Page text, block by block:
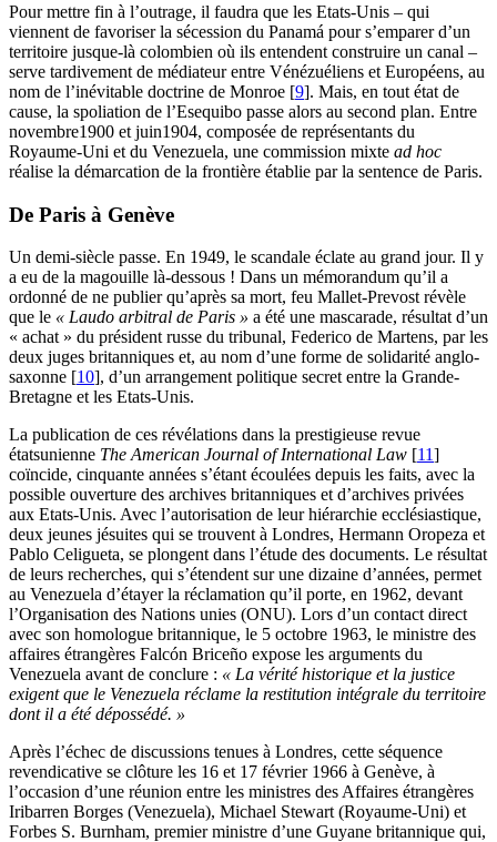
Pour mettre fin à l’outrage, il faudra que les Etats-Unis – qui
viennent de favoriser la sécession du Panamá pour s’emparer d’un
territoire jusque-là colombien où ils entendent construire un canal –
serve tardivement de médiateur entre Vénézuéliens et Européens, au
nom de l’inévitable doctrine de Monroe [9]. Mais, en tout état de
cause, la spoliation de l’Esequibo passe alors au second plan. Entre
novembre1900 et juin1904, composée de représentants du
Royaume-Uni et du Venezuela, une commission mixte ad hoc
réalise la démarcation de la frontière établie par la sentence de Paris.
De Paris à Genève
Un demi-siècle passe. En 1949, le scandale éclate au grand jour. Il y
a eu de la magouille là-dessous ! Dans un mémorandum qu’il a
ordonné de ne publier qu’après sa mort, feu Mallet-Prevost révèle
que le « Laudo arbitral de Paris » a été une mascarade, résultat d’un
« achat » du président russe du tribunal, Federico de Martens, par les
deux juges britanniques et, au nom d’une forme de solidarité anglo-
saxonne [10], d’un arrangement politique secret entre la Grande-
Bretagne et les Etats-Unis.
La publication de ces révélations dans la prestigieuse revue
étatsunienne The American Journal of International Law [11]
coïncide, cinquante années s’étant écoulées depuis les faits, avec la
possible ouverture des archives britanniques et d’archives privées
aux Etats-Unis. Avec l’autorisation de leur hiérarchie ecclésiastique,
deux jeunes jésuites qui se trouvent à Londres, Hermann Oropeza et
Pablo Celigueta, se plongent dans l’étude des documents. Le résultat
de leurs recherches, qui s’étendent sur une dizaine d’années, permet
au Venezuela d’étayer la réclamation qu’il porte, en 1962, devant
l’Organisation des Nations unies (ONU). Lors d’un contact direct
avec son homologue britannique, le 5 octobre 1963, le ministre des
affaires étrangères Falcón Briceño expose les arguments du
Venezuela avant de conclure : « La vérité historique et la justice
exigent que le Venezuela réclame la restitution intégrale du territoire
dont il a été dépossédé. »
Après l’échec de discussions tenues à Londres, cette séquence
revendicative se clôture les 16 et 17 février 1966 à Genève, à
l’occasion d’une réunion entre les ministres des Affaires étrangères
Iribarren Borges (Venezuela), Michael Stewart (Royaume-Uni) et
Forbes S. Burnham, premier ministre d’une Guyane britannique qui,